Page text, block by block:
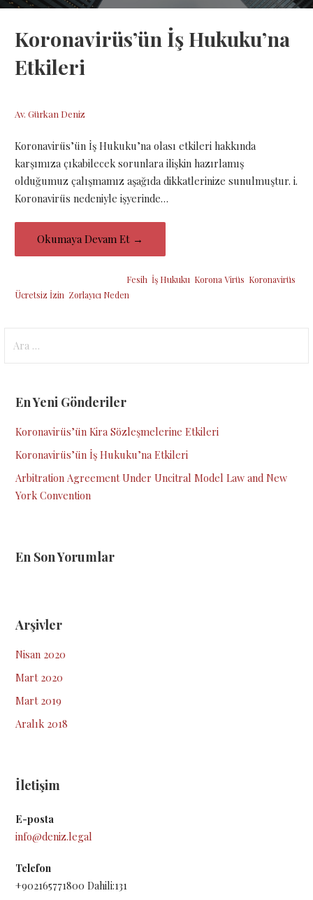
Koronavirüs’ün İş Hukuku’na
Etkileri
Av. Gürkan Deniz
Koronavirüs’ün İş Hukuku’na olası etkileri hakkında
karşımıza çıkabilecek sorunlara ilişkin hazırlamış
olduğumuz çalışmamız aşağıda dikkatlerinize sunulmuştur. i.
Koronavirüs nedeniyle işyerinde…
Okumaya Devam Et →
Fesih İş Hukuku Korona Virüs Koronavirüs
Ücretsiz İzin Zorlayıcı Neden
En Yeni Gönderiler
Koronavirüs’ün Kira Sözleşmelerine Etkileri
Koronavirüs’ün İş Hukuku’na Etkileri
Arbitration Agreement Under Uncitral Model Law and New
York Convention
En Son Yorumlar
Arşivler
Nisan 2020
Mart 2020
Mart 2019
Aralık 2018
İletişim
E-posta
info@deniz.legal
Telefon
+902165771800 Dahili:131